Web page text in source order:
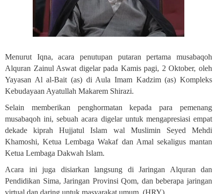
Menurut Iqna, acara penutupan putaran pertama musabaqoh
Alquran Zainul Aswat digelar pada Kamis pagi, 2 Oktober, oleh
Yayasan Al al-Bait (as) di Aula Imam Kadzim (as) Kompleks
Kebudayaan Ayatullah Makarem Shirazi.
Selain memberikan penghormatan kepada para pemenang
musabaqoh ini, sebuah acara digelar untuk mengapresiasi empat
dekade kiprah Hujjatul Islam wal Muslimin Seyed Mehdi
Khamoshi, Ketua Lembaga Wakaf dan Amal sekaligus mantan
Ketua Lembaga Dakwah Islam.
Acara ini juga disiarkan langsung di Jaringan Alquran dan
Pendidikan Sima, Jaringan Provinsi Qom, dan beberapa jaringan